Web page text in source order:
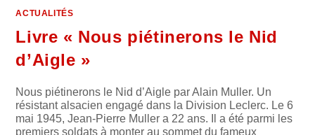
ACTUALITÉS
Livre « Nous piétinerons le Nid
d’Aigle »
Nous piétinerons le Nid d’Aigle par Alain Muller. Un
résistant alsacien engagé dans la Division Leclerc. Le 6
mai 1945, Jean-Pierre Muller a 22 ans. Il a été parmi les
premiers soldats à monter au sommet du fameux